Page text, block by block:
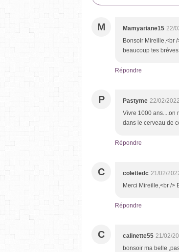
M Mamyariane15 22/
Bonsoir Mireille,<br
beaucoup tes
Répondre
P Pastyme 22/02/
Vivre 1000 ans....on
dans le cerveau de
Répondre
C colettedc 21/02/
Merci Mireille,<br />
Répondre
C calinette55 21/02/
bonsoir ma belle